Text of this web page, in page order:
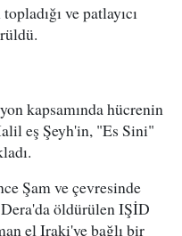
ve patlayıcı
kapsamında hücrenin
eş Şeyh'in, "Es Sini"
Şam ve çevresinde
öldürülen IŞİD
el Iraki'ye bağlı bir